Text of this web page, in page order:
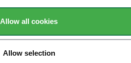
Allow all cookies
Allow selection
Sans frais